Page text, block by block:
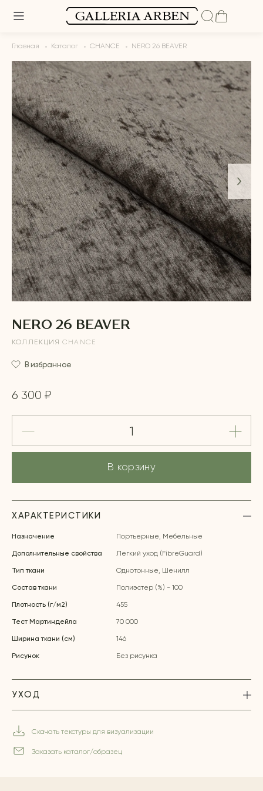
Главная Каталог CHANCE NERO 26 BEAVER
NERO 26 BEAVER
КОЛЛЕКЦИЯ CHANCE
В избранное
6 300 ₽
В корзину
ХАРАКТЕРИСТИКИ
Назначение Портьерные, Мебельные
Дополнительные свойства Легкий уход (FibreGuard)
Тип ткани Однотонные, Шенилл
Состав ткани Полиэстер (%) - 100
Плотность (г/м2) 455
Тест Мартиндейла 70 000
Ширина ткани (см) 146
Рисунок Без рисунка
УХОД
Скачать текстуры для визуализации
Заказать каталог/образец